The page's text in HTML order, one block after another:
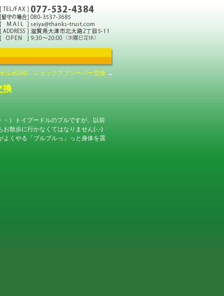
ルボ240 ショックアブソーバー交換 →
換
）トイプードルのプルですが、以前
お散歩に行かなくてはなりません(-.-)
よくやる「ブルブルっ」っと身体を震